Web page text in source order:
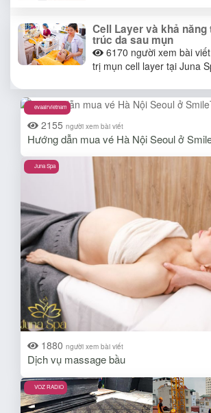
Cell Layer và khả năng
trúc da sau mụn
6170 người xem bài viết
trị mụn cell layer tại Juna
evaairvietnam
2155 người xem bài viết
Hướng dẫn mua vé Hà Nội Seoul ở
Juna Spa
1880 người xem bài viết
Dịch vụ massage bầu
VOZ RADIO